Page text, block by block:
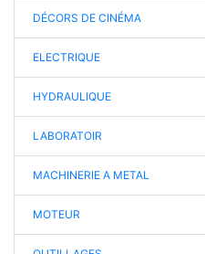
DÉCORS DE CINÉMA
ELECTRIQUE
HYDRAULIQUE
LABORATOIR
MACHINERIE A METAL
MOTEUR